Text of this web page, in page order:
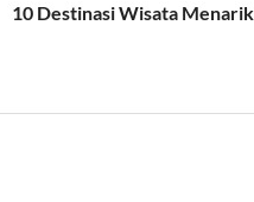
10 Destinasi Wisata